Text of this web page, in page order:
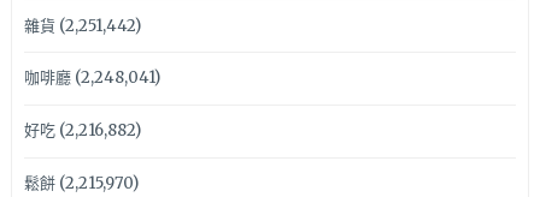
雜貨 (2,251,442)
咖啡廳(2,248,041)
好吃(2,216,882)
鬆餅(2,215,970)